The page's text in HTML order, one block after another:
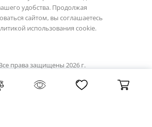
удобства. Продолжая
сайтом, вы соглашаетесь
использования cookie.
права защищены 2026 г.